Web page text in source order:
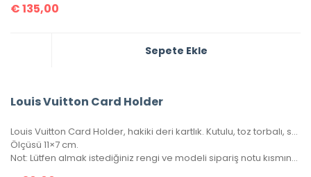
€135,00
Sepete Ekle
Louis Vuitton Card Holder
Louis Vuitton Card Holder, hakiki deri kartlık. Kutulu, toz torbalı, sertifikalı.
Ölçüsü 11×7 cm.
Not: Lütfen almak istediğiniz rengi ve modeli sipariş notu kısmında belirtiniz.